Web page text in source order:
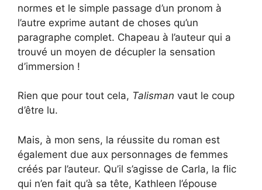
normes et le simple passage d’un pronom à
l’autre exprime autant de choses qu’un
paragraphe complet. Chapeau à l’auteur qui a
trouvé un moyen de décupler la sensation
d’immersion !
Rien que pour tout cela, Talisman vaut le coup
d’être lu.
Mais, à mon sens, la réussite du roman est
également due aux personnages de femmes
créés par l’auteur. Qu’il s’agisse de Carla, la flic
qui n’en fait qu’à sa tête, Kathleen l’épouse